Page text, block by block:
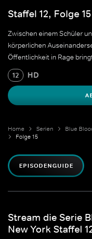
Staffel 12, Folge 15
Zwischen einem Schüler
körperlichen
Öffentlichkeit in Rage
12 HD
Home Serien
Folge 15
EPISODENGUIDE
Stream die Serie
New York Staffel